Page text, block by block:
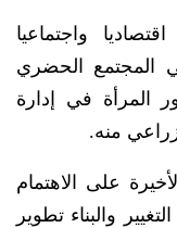
واجتماعيا
المجتمع الحضري
في إدارة
منه.
على الاهتمام
والبناء تطوير